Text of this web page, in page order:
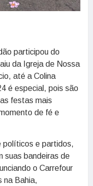
participou do
da Igreja de Nossa
até a Colina
é especial, pois são
festas mais
de fé e
políticos e partidos,
suas bandeiras de
o Carrefour
na Bahia,